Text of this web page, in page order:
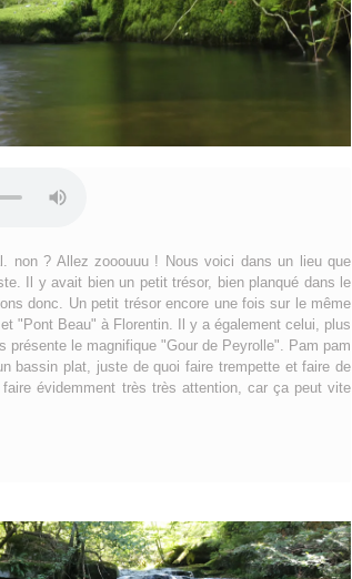
non ? Allez zooouuu ! Nous voici dans un lieu que
Il y avait bien un petit trésor, bien planqué dans le
donc. Un petit trésor encore une fois sur le même
"Pont Beau" à Florentin. Il y a également celui, plus
le magnifique "Gour de Peyrolle". Pam pam
bassin plat, juste de quoi faire trempette et faire de
évidemment très très attention, car ça peut vite